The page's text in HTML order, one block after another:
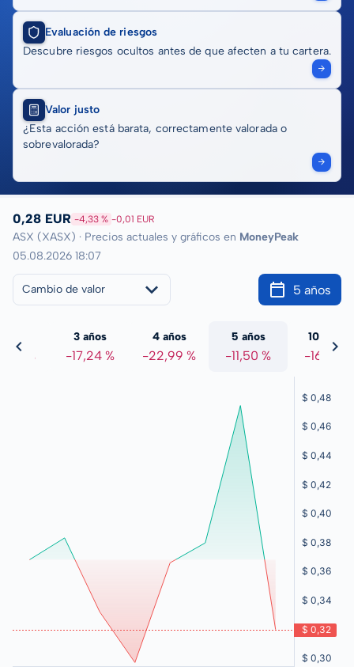
Evaluación de riesgos
Descubre riesgos ocultos antes de que afecten a tu cartera.
Valor justo
¿Esta acción está barata, correctamente valorada o
sobrevalorada?
0,28 EUR -4,33 % -0,01 EUR
ASX (XASX) · Precios actuales y gráficos en MoneyPeak
05.08.2026 18:07
Cambio de valor 5 años
%
3 años
-17,24 %
4 años
-22,99 %
5 años
-11,50 %
10 años
-16,19 %